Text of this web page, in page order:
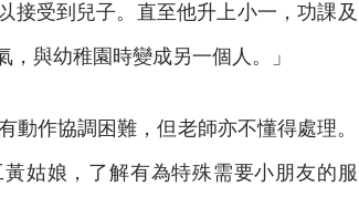
接受到兒子。直至他升上小一，功課及
與幼稚園時變成另一個人。」
作協調困難，但老師亦不懂得處理。
姑娘，了解有為特殊需要小朋友的服